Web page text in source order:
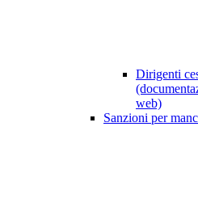
Dirigenti
web)
Sanzioni per